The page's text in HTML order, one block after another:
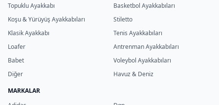
Topuklu Ayakkabı
Koşu & Yürüyüş Ayakkabıları
Klasik Ayakkabı
Loafer
Babet
Diğer
Basketbol Ayakkabıları
Stiletto
Tenis Ayakkabıları
Antrenman Ayakkabıları
Voleybol Ayakkabıları
Havuz & Deniz
MARKALAR